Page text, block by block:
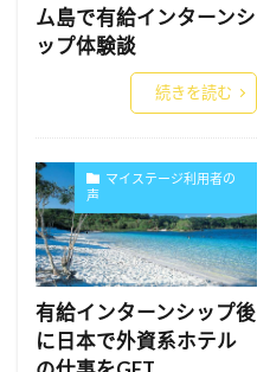
ム島で有給インターンシ
ップ体験談
続きを読む
マイステージ利用者の
声
有給インターンシップ後
に日本で外資系ホテル